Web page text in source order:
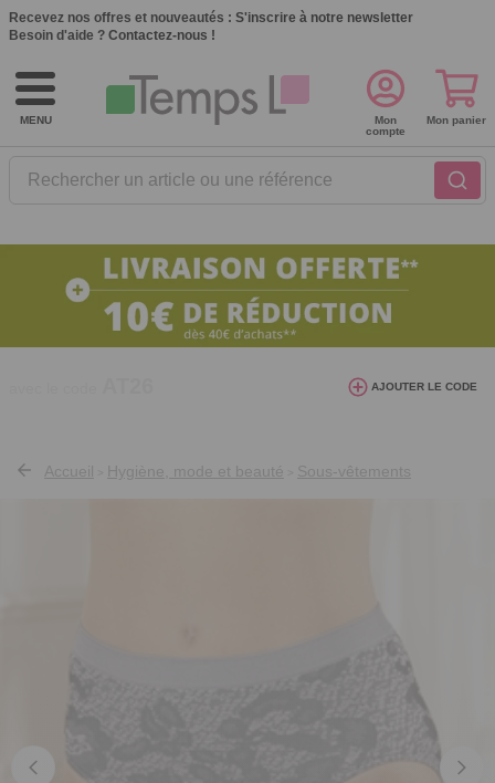
Recevez nos offres et nouveautés : S'inscrire à notre newsletter
Besoin d'aide ? Contactez-nous !
MENU
Rechercher un article ou une référence
Mon
compte
Mon panier
avec le code AT26
AJOUTER LE CODE
Accueil Hygiène, mode et beauté Sous-vêtements